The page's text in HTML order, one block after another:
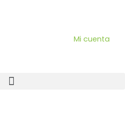
Mi cuenta